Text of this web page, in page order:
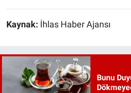
Kaynak: İhlas Haber Ajansı
Bunu